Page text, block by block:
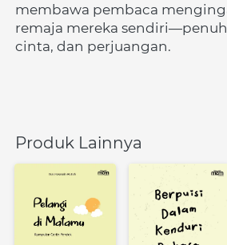
membawa pembaca
remaja mereka
cinta, dan perjuangan.
Produk Lainnya